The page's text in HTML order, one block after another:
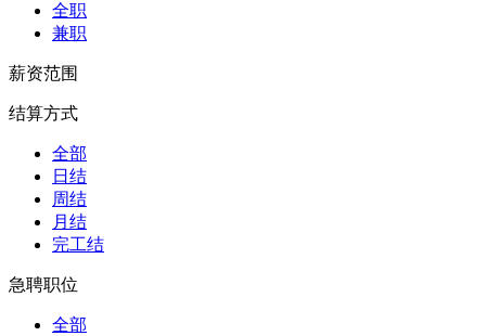
全职
兼职
薪资范围
结算方式
全部
日结
周结
月结
完工结
急聘职位
全部